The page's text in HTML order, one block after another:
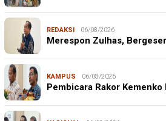
REDAKSI 06/08/2026
Merespon Zulhas,
KAMPUS 06/08/2026
Pembicara Rakor